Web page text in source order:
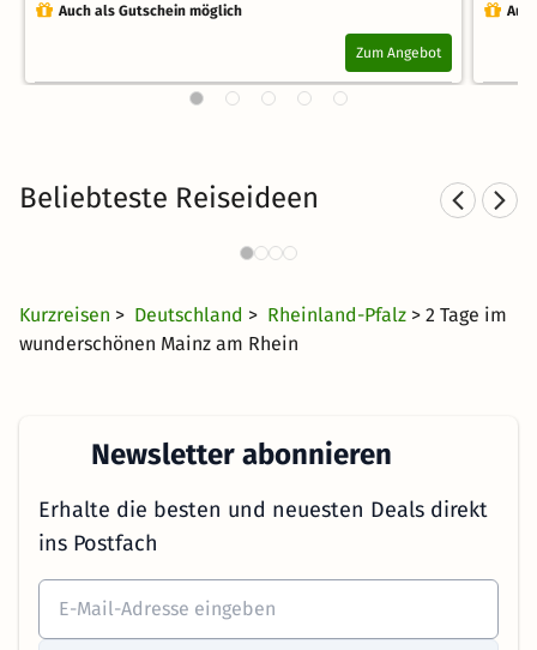
Auch als Gutschein möglich
Zum Angebot
Beliebteste Reiseideen
Städtereisen nach Rheinland-
Kurzreisen > Deutschland > Rheinland-Pfalz > 2 Tage im
wunderschönen Mainz am Rhein
Newsletter abonnieren
Erhalte die besten und neuesten Deals direkt
ins Postfach